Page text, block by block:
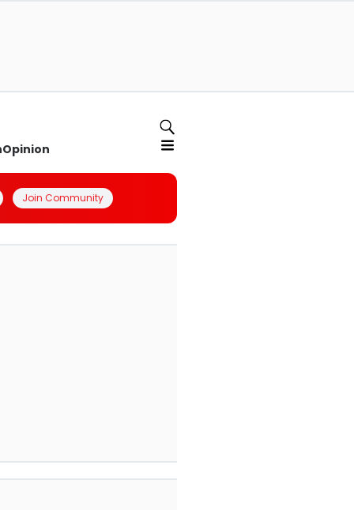
Opinion
Join Community